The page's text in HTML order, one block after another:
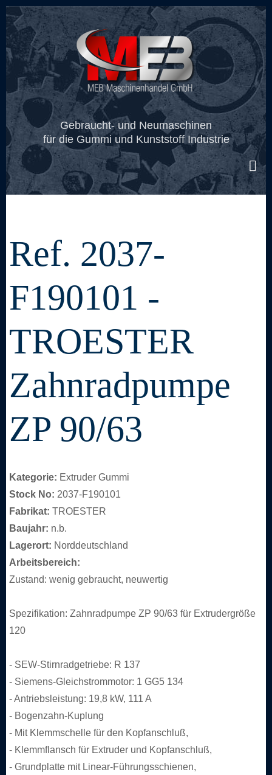
Skip
main
content
Gebraucht- und Neumaschinen
für die Gummi und Kunststoff Industrie
Ref. 2037-
F190101 -
TROESTER
Zahnradpumpe
ZP 90/63
Kategorie: Extruder Gummi
Stock No: 2037-F190101
Fabrikat: TROESTER
Baujahr: n.b.
Lagerort: Norddeutschland
Arbeitsbereich:
Zustand: wenig gebraucht, neuwertig
Spezifikation: Zahnradpumpe ZP 90/63 für Extrudergröße
120
- SEW-Stirnradgetriebe: R 137
- Siemens-Gleichstrommotor: 1 GG5 134
- Antriebsleistung: 19,8 kW, 111 A
- Bogenzahn-Kuplung
- Mit Klemmschelle für den Kopfanschluß,
- Klemmflansch für Extruder und Kopfanschluß,
- Grundplatte mit Linear-Führungsschienen,